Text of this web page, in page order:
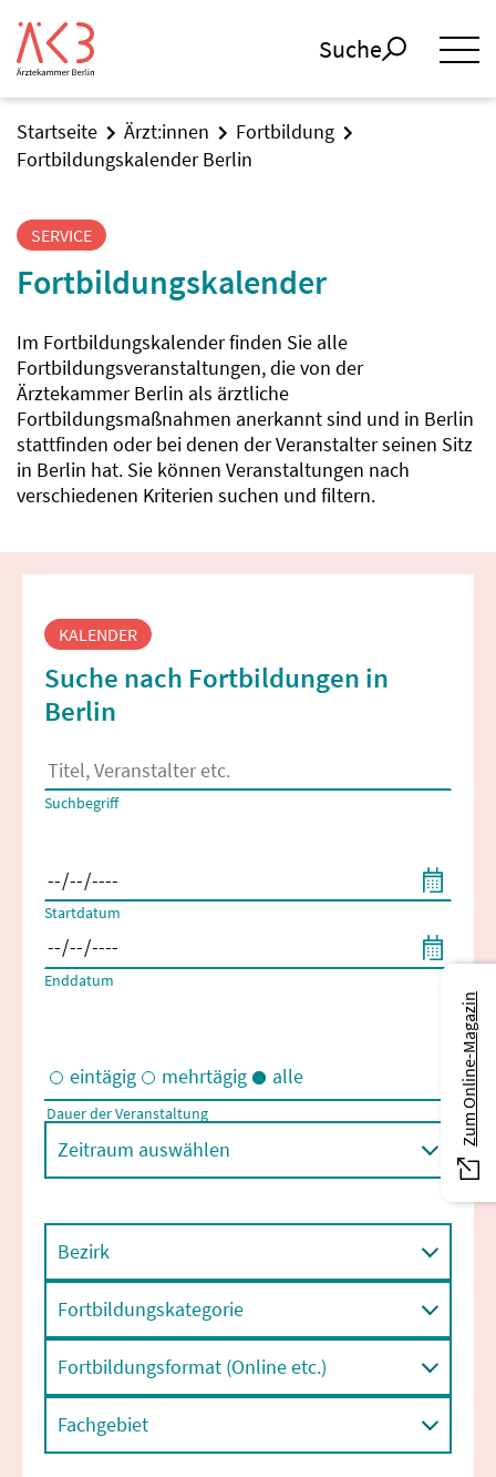
Suche
Startseite Ärzt:innen
Fortbildung
Fortbildungskalender Berlin
SERVICE
Fortbildungskalender
Im Fortbildungskalender finden Sie alle
Fortbildungsveranstaltungen, die von der
Ärztekammer Berlin als ärztliche
Fortbildungsmaßnahmen anerkannt sind und in Berlin
stattfinden oder bei denen der Veranstalter seinen Sitz
in Berlin hat. Sie können Veranstaltungen nach
verschiedenen Kriterien suchen und filtern.
Fortbildungssuche
KALENDER
Suche nach Fortbildungen in
Berlin
Es erscheinen Suchvorschläge, wenn mindestens 2 Zeichen
Suchbegriff
Startdatum
Enddatum
Eintägige und/oder mehrtägige Veranstaltungen
eintägig mehrtägig alle
Dauer der Veranstaltung
Zeitraum auswählen
Bezirk
Fortbildungskategorie
Fortbildungsformat (Online etc.)
Fachgebiet
Zum Online-Magazin